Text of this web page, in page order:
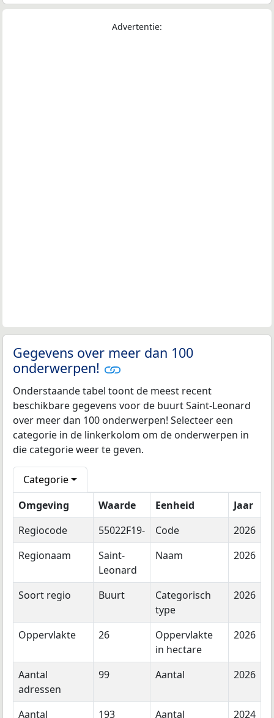
Advertentie:
Gegevens over meer dan 100
onderwerpen!
Onderstaande tabel toont de meest recent
beschikbare gegevens voor de buurt Saint-Leonard
over meer dan 100 onderwerpen! Selecteer een
categorie in de linkerkolom om de onderwerpen in
die categorie weer te geven.
Categorie
Omgeving
Waarde Eenheid
Jaar
Regiocode
55022F19- Code
2026
Regionaam
Saint-
Leonard
Naam 2026
Soort regio Buurt
Categorisch
type
2026
Oppervlakte 26
Oppervlakte
in hectare
2026
Aantal
adressen
99 Aantal 2026
Aantal 193 Aantal 2024